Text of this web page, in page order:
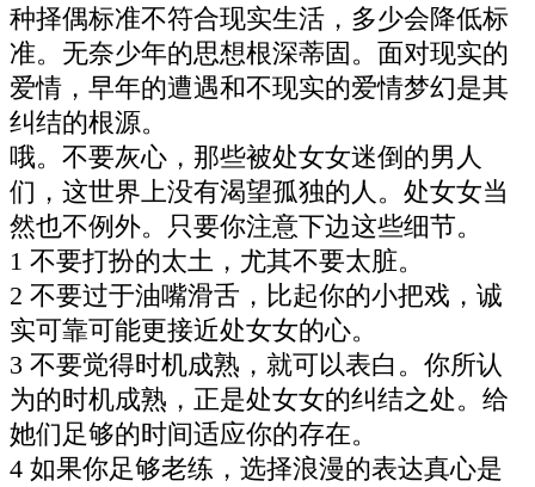
种择偶标准不符合现实生活，多少会降低标
准。无奈少年的思想根深蒂固。面对现实的
爱情，早年的遭遇和不现实的爱情梦幻是其
纠结的根源。
哦。不要灰心，那些被处女女迷倒的男人
们，这世界上没有渴望孤独的人。处女女当
然也不例外。只要你注意下边这些细节。
1 不要打扮的太土，尤其不要太脏。
2 不要过于油嘴滑舌，比起你的小把戏，诚
实可靠可能更接近处女女的心。
3 不要觉得时机成熟，就可以表白。你所认
为的时机成熟，正是处女女的纠结之处。给
她们足够的时间适应你的存在。
4 如果你足够老练，选择浪漫的表达真心是